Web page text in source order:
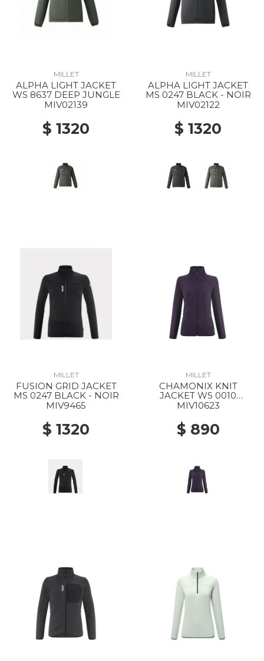
MILLET
ALPHA LIGHT JACKET
WS 8637 DEEP JUNGLE
MIV02139
$ 1320
MILLET
ALPHA LIGHT JACKET
MS 0247 BLACK - NOIR
MIV02122
$ 1320
MILLET
FUSION GRID JACKET
MS 0247 BLACK - NOIR
MIV9465
$ 1320
MILLET
CHAMONIX KNIT
JACKET WS 0010
PURPLE VELVET / BLACK
MIV10623
$ 890